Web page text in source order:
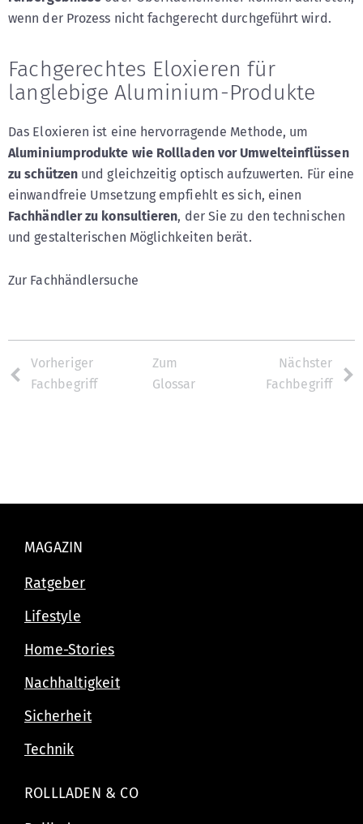
wenn der Prozess nicht fachgerecht durchgeführt wird.
Fachgerechtes Eloxieren für
langlebige Aluminium-Produkte
Das Eloxieren ist eine hervorragende Methode, um
Aluminiumprodukte wie Rollladen vor Umwelteinflüssen
zu schützen und gleichzeitig optisch aufzuwerten. Für eine
einwandfreie Umsetzung empfiehlt es sich, einen
Fachhändler zu konsultieren, der Sie zu den technischen
und gestalterischen Möglichkeiten berät.
Zur Fachhändlersuche
Vorheriger
Fachbegriff
Zum
Glossar
Nächster
Fachbegriff
MAGAZIN
Ratgeber
Lifestyle
Home-Stories
Nachhaltigkeit
Sicherheit
Technik
ROLLLADEN & CO